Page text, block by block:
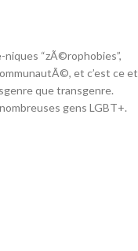
“zÃ©rophobies”,
et c’est ce et
que transgenre.
gens LGBT+.